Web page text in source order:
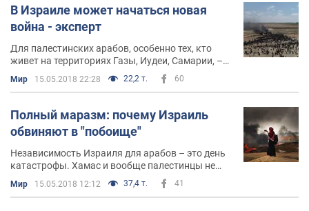
В Израиле может начаться новая
война - эксперт
Для палестинских арабов, особенно тех, кто
живет на территориях Газы, Иудеи, Самарии, –
день независимости Израиля - это день
катастрофы
Мир 15.05.2018 22:28 22,2 т. 60
Полный маразм: почему Израиль
обвиняют в "побоище"
Независимость Израиля для арабов – это день
катастрофы. Хамас и вообще палестинцы не
признают за Израилем ни права на
существование, ни права на столицу даже в
Мир 15.05.2018 12:12 37,4 т. 41